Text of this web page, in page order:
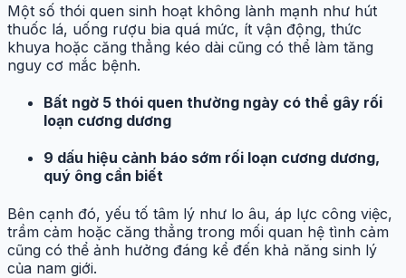
Một số thói quen sinh hoạt không lành mạnh như hút
thuốc lá, uống rượu bia quá mức, ít vận động, thức
khuya hoặc căng thẳng kéo dài cũng có thể làm tăng
nguy cơ mắc bệnh.
Bất ngờ 5 thói quen thường ngày có thể gây rối
loạn cương dương
9 dấu hiệu cảnh báo sớm rối loạn cương dương,
quý ông cần biết
Bên cạnh đó, yếu tố tâm lý như lo âu, áp lực công việc,
trầm cảm hoặc căng thẳng trong mối quan hệ tình cảm
cũng có thể ảnh hưởng đáng kể đến khả năng sinh lý
của nam giới.